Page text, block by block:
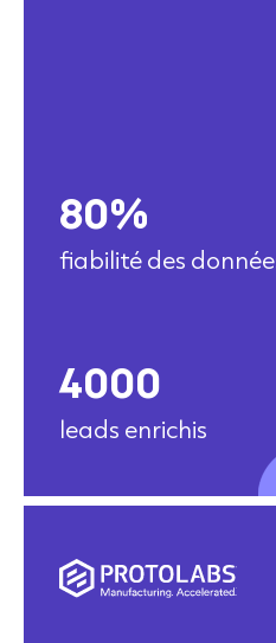
80%
fiabilité des
4000
leads enrichis